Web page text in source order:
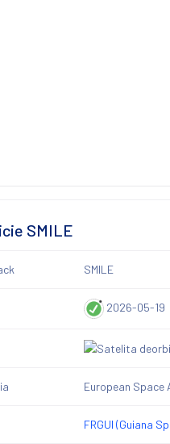
SMILE
SMILE
2026-05-19
European Space
FRGUI (Guiana